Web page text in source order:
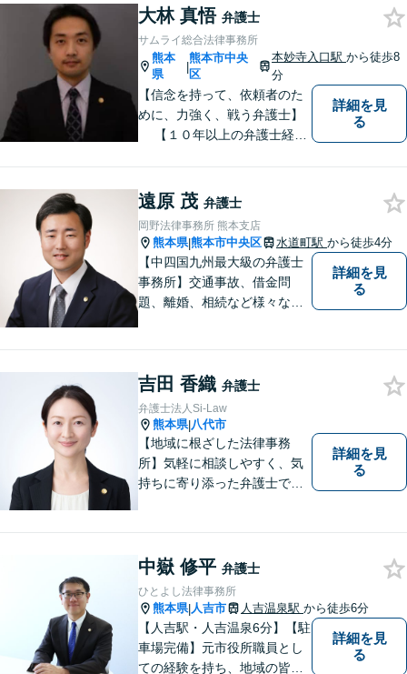
います。 1人で悩まず、お気
軽にご相談ください。
大林 真悟 弁護士
サムライ総合法律事務所
熊本
県
|
熊本市中央
区
本妙寺入口駅から徒歩8
分
【信念を持って、依頼者のた
めに、力強く、戦う弁護士】
【１０年以上の弁護士経
護の３つの分野に力を注ぐ弁
護士】
詳細を見
る
遠原 茂 弁護士
岡野法律事務所 熊本支店
熊本県|熊本市中央区 水道町駅 から徒歩4分
【中四国九州最大級の弁護士
事務所】交通事故、借金問
題、離婚、相続など様々な問
い！
詳細を見
る
吉田 香織 弁護士
弁護士法人Si-Law
熊本県|八代市
【地域に根ざした法律事務
所】気軽に相談しやすく、気
持ちに寄り添った弁護士であ
いく解決のサポートができま
すよう、一つ一つのご依頼に
誠実に取り組んでまいりま
す。
詳細を見
る
中嶽 修平 弁護士
ひとよし法律事務所
熊本県|人吉市 人吉温泉駅 から徒歩6分
【人吉駅・人吉温泉6分】【駐
車場完備】元市役所職員とし
ての経験を持ち、地域の皆さ
詳細を見
る